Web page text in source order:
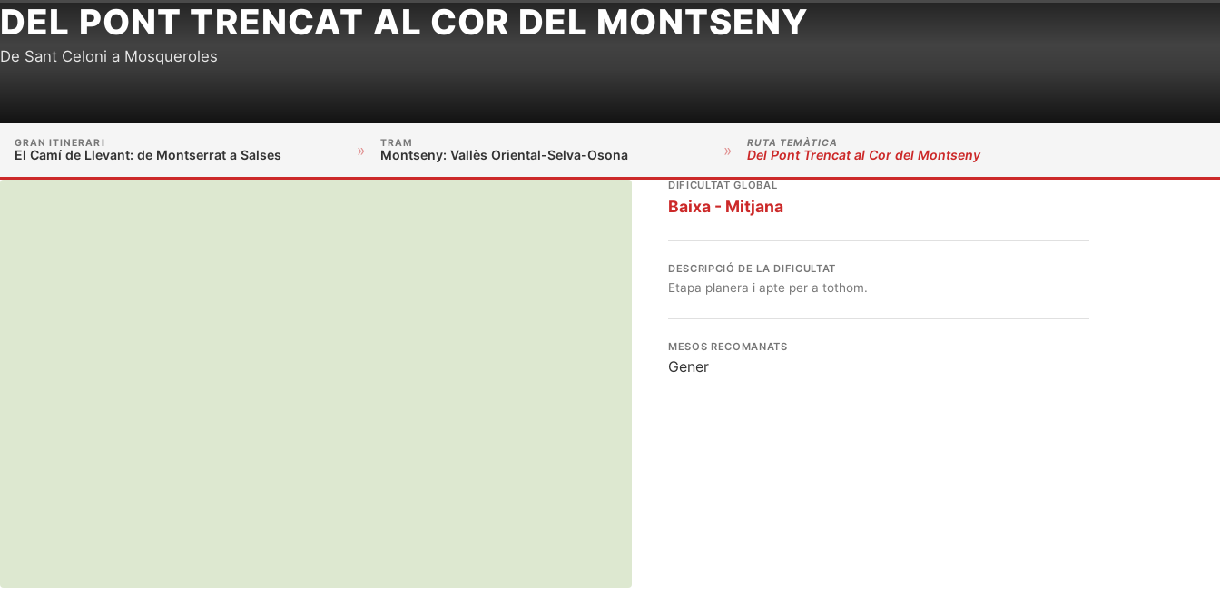
DEL PONT TRENCAT AL COR DEL MONTSENY
De Sant Celoni a Mosqueroles
GRAN ITINERARI
El Camí de Llevant: de Montserrat a Salses » TRAM
Montseny: Vallès Oriental-Selva-Osona » RUTA TEMÀTICA
Del Pont Trencat al Cor del Montseny
DIFICULTAT GLOBAL
Baixa - Mitjana
DESCRIPCIÓ DE LA DIFICULTAT
Etapa planera i apte per a tothom.
MESOS RECOMANATS
Gener